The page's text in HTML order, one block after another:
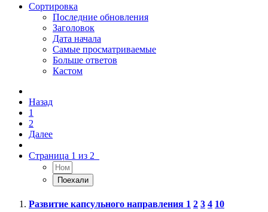
Сортировка
Последние обновления
Заголовок
Дата начала
Самые просматриваемые
Больше ответов
Кастом
Назад
1
2
Далее
Страница 1 из 2
Развитие капсульного направления 1 2 3 4 10